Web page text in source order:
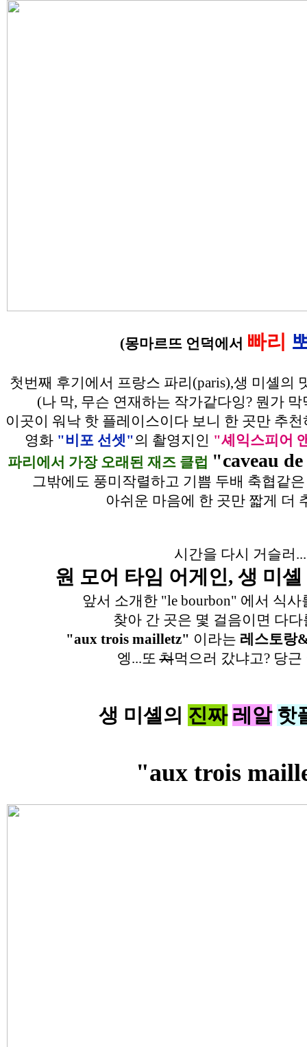
(몽마르뜨 언덕에서 빠리
첫번째 후기에서 프랑스 파리(paris),생 미셸의
(나 막, 무슨 연재하는 작가같다잉? 뭔가
이곳이 워낙 핫 플레이스이다 보니 한 곳만 추
영화 "비포 선셋"의 촬영지인 "셰익스피어
파리에서 가장 오래된 재즈 클럽 "caveau
그밖에도 풍미작렬하고 기쁨 두배 축협같
아쉬운 마음에 한 곳만 짧게 더
시간을 다시 거슬러...
원 모어 타임 어게인, 생 미
앞서 소개한 "le bourbon" 에서 식
찾아 간 곳은 몇 걸음이면 다다
"aux trois mailletz" 이라는 레스토랑
엥...또쳐먹으러 갔냐고? 당근
생 미셸의 진짜 레알 핫
"aux trois